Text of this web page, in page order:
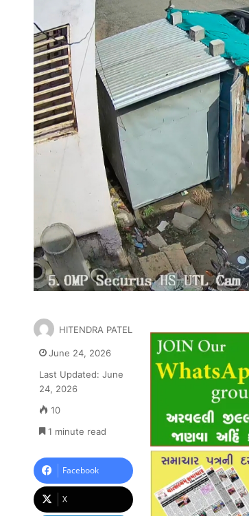
HITENDRA PATEL
June 24, 2026
Last Updated: June
24, 2026
10
1 minute read
Facebook
X